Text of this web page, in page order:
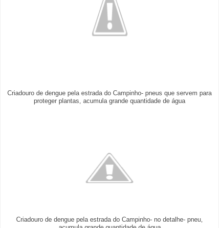
Criadouro de dengue pela estrada do Campinho- pneus que servem para
proteger plantas, acumula grande quantidade de água
Criadouro de dengue pela estrada do Campinho- no detalhe- pneu,